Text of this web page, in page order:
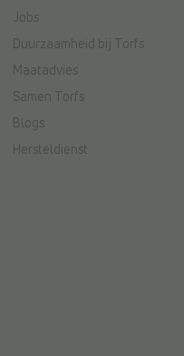
Jobs
Duurzaamheid bij Torfs
Maatadvies
Samen Torfs
Blogs
Hersteldienst